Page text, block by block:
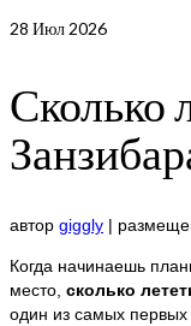
28 Июл 2026
Сколько
автор giggly |
Когда начинаешь
место, сколько
один из самых